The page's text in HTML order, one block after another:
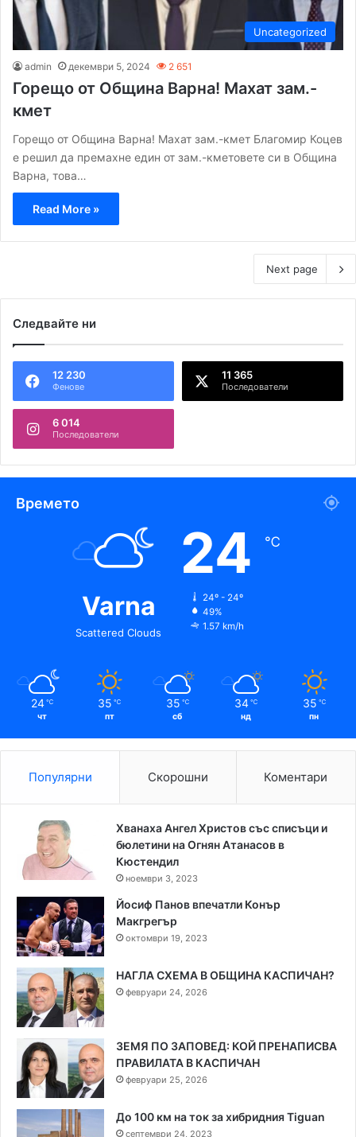
Uncategorized
admin декември 5, 2024 2 651
Горещо от Община Варна! Махат зам.-
кмет
Горещо от Община Варна! Махат зам.-кмет Благомир Коцев
е решил да премахне един от зам.-кметовете си в Община
Варна, това…
Read More »
Next page
Следвайте ни
12 230
Фенове
11 365
Последователи
6 014
Последователи
Времето
Varna
Scattered Clouds
24 ℃
24º - 24º
49%
1.57 km/h
24 ℃
чт
35 ℃
пт
35 ℃
сб
34 ℃
нд
35 ℃
пн
Популярни Скорошни Коментари
Хванаха Ангел Христов със списъци и
бюлетини на Огнян Атанасов в
Кюстендил
ноември 3, 2023
Йосиф Панов впечатли Конър
Макгрегър
октомври 19, 2023
НАГЛА СХЕМА В ОБЩИНА КАСПИЧАН?
февруари 24, 2026
ЗЕМЯ ПО ЗАПОВЕД: КОЙ ПРЕНАПИСВА
ПРАВИЛАТА В КАСПИЧАН
февруари 25, 2026
До 100 км на ток за хибридния Tiguan
септември 24, 2023